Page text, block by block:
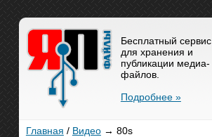
Бесплатный сервис
для хранения и
публикации медиа-
файлов.
Подробнее »
Главная / Видео→ 80s